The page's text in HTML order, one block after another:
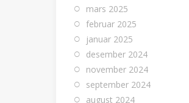
mars 2025
februar 2025
januar 2025
desember 2024
november 2024
september 2024
august 2024